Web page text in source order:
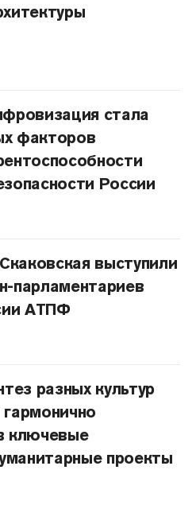
стала
факторов
России
выступили
парламентариев
АТПФ
разных культур
ключевые
проекты